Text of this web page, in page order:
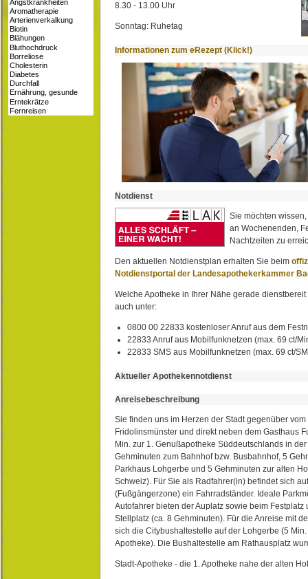
8.30 - 13.00 Uhr
Sonntag: Ruhetag
Informationen zum eRezept (Klick!)
Notdienst
Sie möchten
an Wochenenden,
Nachtzeiten zu
Den aktuellen Notdienstplan erhalten Sie beim
Notdienstportal der Landesapothekerkammer
Welche Apotheke in Ihrer Nähe gerade
auch unter:
0800 00 22833 kostenloser Anruf aus dem
22833 Anruf aus Mobilfunknetzen (max. 69 ct/
22833 SMS aus Mobilfunknetzen (max. 69 ct/
Aktueller Apothekennotdienst
Anreisebeschreibung
Sie finden uns im Herzen der Stadt gegenüber
Fridolinsmünster und direkt neben dem Gasthaus
Min. zur 1. Genußapotheke Süddeutschlands in
Gehminuten zum Bahnhof bzw. Busbahnhof, 5
Parkhaus Lohgerbe und 5 Gehminuten zur alten
Schweiz). Für Sie als Radfahrer(in) befindet sich
(Fußgängerzone) ein Fahrradständer. Ideale
Autofahrer bieten der Auplatz sowie beim Festplatz
Stellplatz (ca. 8 Gehminuten). Für die Anreise mit
sich die Citybushaltestelle auf der Lohgerbe (5
Apotheke). Die Bushaltestelle am Rathausplatz
Stadt-Apotheke - die 1. Apotheke nahe der alten